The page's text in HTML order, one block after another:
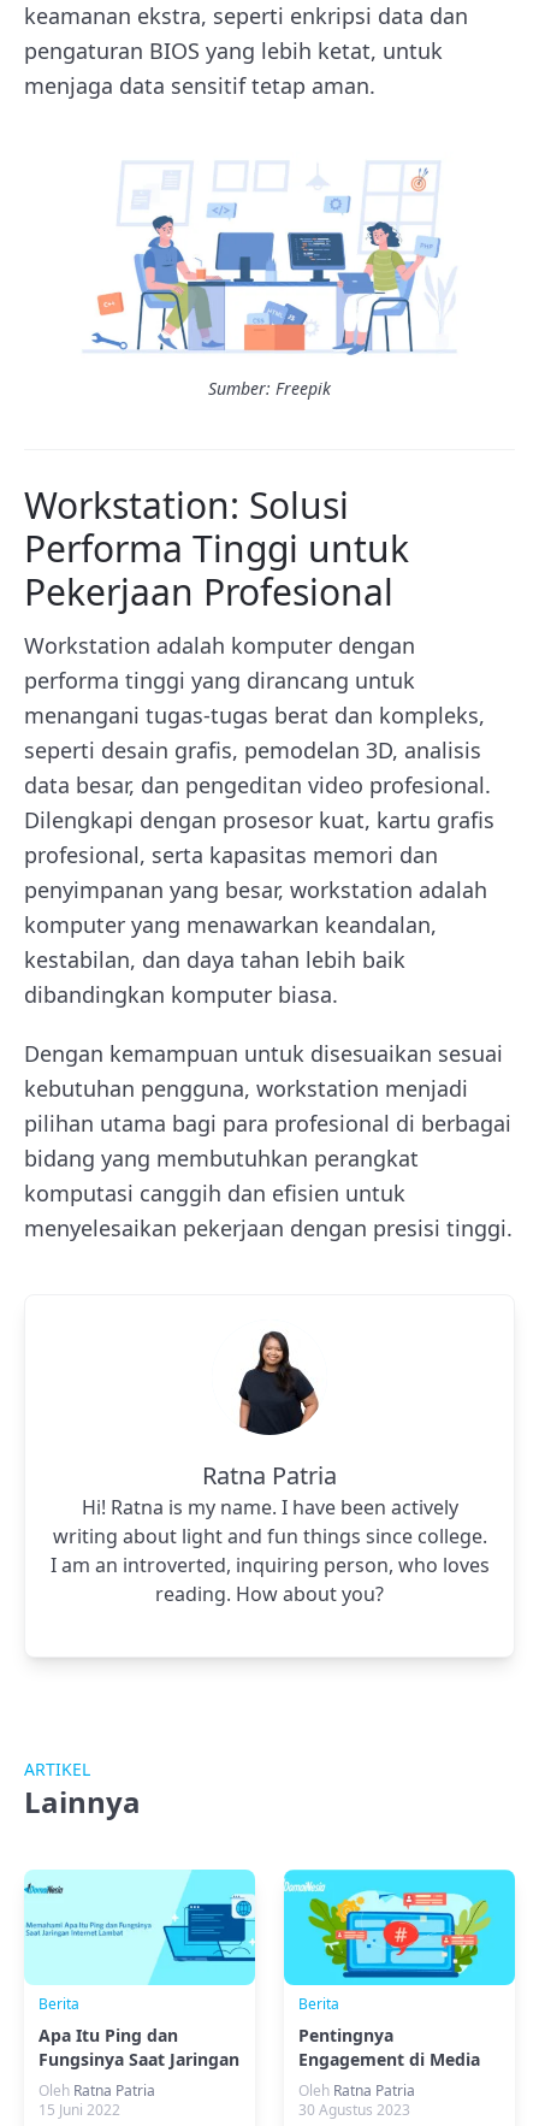
keamanan ekstra, seperti enkripsi data dan
pengaturan BIOS yang lebih ketat, untuk
menjaga data sensitif tetap aman.
Sumber: Freepik
Workstation: Solusi
Performa Tinggi untuk
Pekerjaan Profesional
Workstation adalah komputer dengan
performa tinggi yang dirancang untuk
menangani tugas-tugas berat dan kompleks,
seperti desain grafis, pemodelan 3D, analisis
data besar, dan pengeditan video profesional.
Dilengkapi dengan prosesor kuat, kartu grafis
profesional, serta kapasitas memori dan
penyimpanan yang besar, workstation adalah
komputer yang menawarkan keandalan,
kestabilan, dan daya tahan lebih baik
dibandingkan komputer biasa.
Dengan kemampuan untuk disesuaikan sesuai
kebutuhan pengguna, workstation menjadi
pilihan utama bagi para profesional di berbagai
bidang yang membutuhkan perangkat
komputasi canggih dan efisien untuk
menyelesaikan pekerjaan dengan presisi tinggi.
Ratna Patria
Hi! Ratna is my name. I have been actively
writing about light and fun things since college.
I am an introverted, inquiring person, who loves
reading. How about you?
ARTIKEL
Lainnya
Berita
Apa Itu Ping dan
Fungsinya Saat Jaringan
Internet Lambat
Oleh Ratna Patria
15 Juni 2022
Berita
Pentingnya
Engagement di Media
Sosial: Pahami Definisi
dan Manfaatnya
Oleh Ratna Patria
30 Agustus 2023